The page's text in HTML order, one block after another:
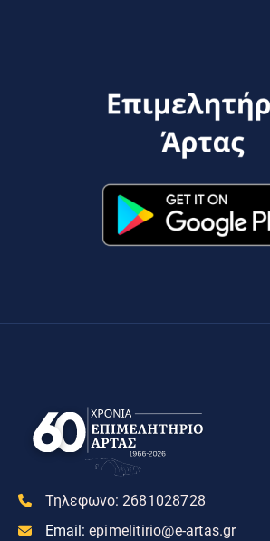
Τηλεφωνο: 2681028728
Email: epimelitirio@e-artas.gr